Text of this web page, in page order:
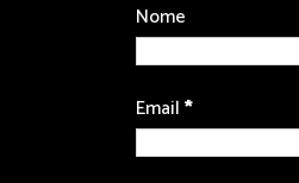
Nome
Email*